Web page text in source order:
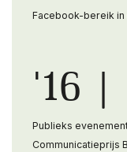
Facebook-bereik
'16 |
Publieks
Communicatieprijs